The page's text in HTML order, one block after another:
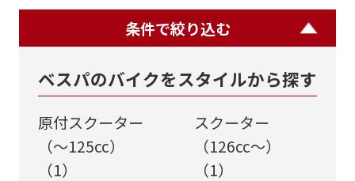
ます。
「お問い合わせ・来店予約」ボタンより
ご依頼を頂けましたら、諸費用内訳や、
お客様のご希望に沿ったお見積もりを作
成することも可能です！
是非、「お問い合わせ・来店予約」ボタ
ンよりお気軽にご依頼ください。
条件で絞り込む
ベスパのバイクをスタイルから探す
原付スクーター
（～125cc）
（1）
スクーター
（126cc～）
（1）
前へ 次へ
アズー
ロブル
ー
ネロブ
ラック
パール
ホワイ
ト
ロッソ
レッド
ミント
グリー
ン【予
約完
売】